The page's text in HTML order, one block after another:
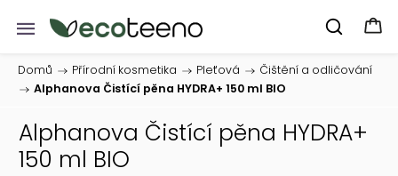
Domů / Přírodní kosmetika / Pleťová /
Čištění a odličování
/
Alphanova Čistící pěna HYDRA+ 150 ml BIO
Alphanova Čistící pěna HYDRA+
150 ml BIO